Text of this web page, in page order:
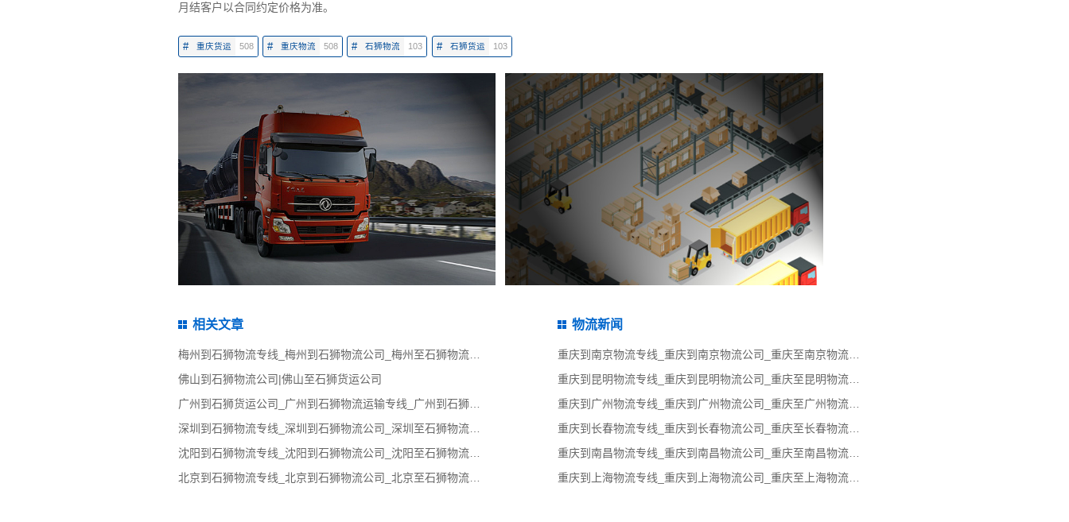
月结客户以合同约定价格为准。
# 重庆货运 508 # 重庆物流 508 # 石狮物流 103 # 石狮货运 103
相关文章
梅州到石狮物流专线_梅州到石狮物流公司_梅州至石狮物流货运专线
佛山到石狮物流公司|佛山至石狮货运公司
广州到石狮货运公司_广州到石狮物流运输专线_广州到石狮整车运输专线
深圳到石狮物流专线_深圳到石狮物流公司_深圳至石狮物流货运专线
沈阳到石狮物流专线_沈阳到石狮物流公司_沈阳至石狮物流货运专线
北京到石狮物流专线_北京到石狮物流公司_北京至石狮物流货运专线
物流新闻